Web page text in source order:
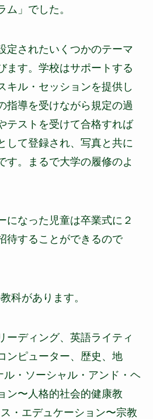
ム」でした。
定されたいくつかのテーマ
ます。学校はサポートする
キル・セッションを提供し
指導を受けながら規定の過
テストを受けて合格すれば
して登録され、写真と共に
す。まるで大学の履修のよ
になった児童は卒業式に２
待することができるので
科があります。
ーディング、英語ライティ
ンピューター、歴史、地
・ソーシャル・アンド・ヘ
ン〜人格的社会的健康教
・エデュケーション〜宗教